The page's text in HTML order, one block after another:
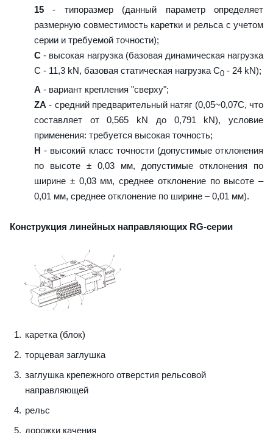
15 - типоразмер (данный параметр определяет
размерную совместимость каретки и рельса с учетом
серии и требуемой точности);
C - высокая нагрузка (базовая динамическая нагрузка
C - 11,3 kN, базовая статическая нагрузка С0 - 24 kN);
A - вариант крепления "сверху";
ZA - средний предварительный натяг (0,05~0,07C, что
составляет от 0,565 kN до 0,791 kN), условие
применения: требуется высокая точность;
H - высокий класс точности (допустимые отклонения
по высоте ± 0,03 мм, допустимые отклонения по
ширине ± 0,03 мм, среднее отклонение по высоте –
0,01 мм, среднее отклонение по ширине – 0,01 мм).
Конструкция линейных направляющих RG-серии
каретка (блок)
торцевая заглушка
заглушка крепежного отверстия рельсовой
направляющей
рельс
дорожки качения